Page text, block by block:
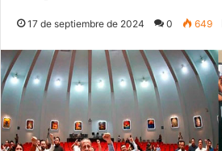
17 de septiembre de 2024 0 649